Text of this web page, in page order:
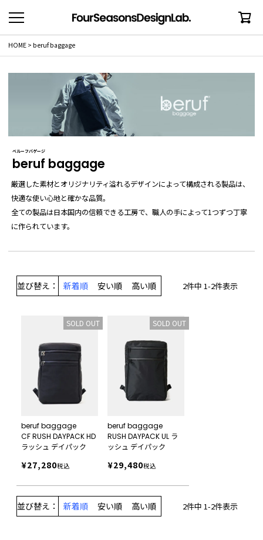
HOME beruf baggage
ベルーフバゲージ
beruf baggage
厳選した素材とオリジナリティ溢れるデザインによって構成される製品は、
快適な使い心地と確かな品質。
全ての製品は日本国内の信頼できる工房で、職人の手によって1つずつ丁寧
に作られています。
並び替え 新着順 安い順 高い順 2件中 1-2件表示
beruf baggage
CF RUSH DAYPACK HD
ラッシュ デイパック
¥27,280税込
SOLD OUT
beruf baggage
RUSH DAYPACK UL ラ
ッシュ デイパック
¥29,480税込
SOLD OUT
並び替え 新着順 安い順 高い順 2件中 1-2件表示